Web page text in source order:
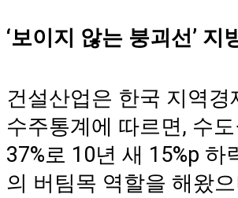
‘보이지 않는 붕괴선’
건설산업은 한국 지역
수주통계에 따르면, 수
37%로 10년 새 15%p
의 버팀목 역할을 해왔